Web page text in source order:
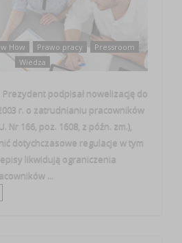
How Prawo pracy
Pressroom
Wiedza
Prezydent podpisał nowelizację do
r. o zatrudnianiu pracowników
Nr 166, poz. 1608, z późn. zm.),
dotychczasowe regulacje w tym
likwidują ograniczenia
...